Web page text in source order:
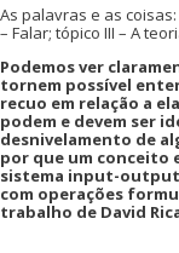
As palavras e as
– Falar; tópico III – A
Podemos ver
tornem possível
recuo em relação a
podem e devem ser
desnivelamento de
por que um conceito
sistema input-
com operações
trabalho de David